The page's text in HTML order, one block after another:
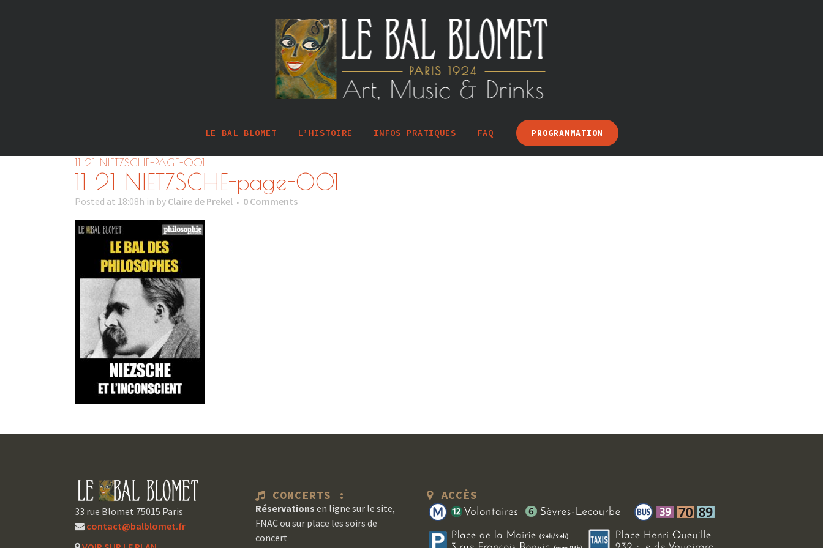
LE BAL BLOMET L’HISTOIRE INFOS PRATIQUES FAQ PROGRAMMATION
11 21 NIETZSCHE-PAGE-001
11 21 NIETZSCHE-page-001
Posted at 18:08h in by Claire de Prekel 0 Comments
33 rue Blomet 75015 Paris
contact@balblomet.fr
CONCERTS :
Réservations en ligne sur le site,
FNAC ou sur place les soirs de
concert
ACCÈS